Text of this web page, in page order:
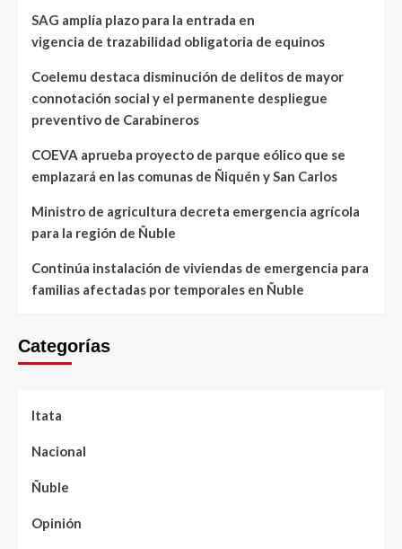
SAG amplía plazo para la entrada en
vigencia de trazabilidad obligatoria de equinos
Coelemu destaca disminución de delitos de mayor
connotación social y el permanente despliegue
preventivo de Carabineros
COEVA aprueba proyecto de parque eólico que se
emplazará en las comunas de Ñiquén y San Carlos
Ministro de agricultura decreta emergencia agrícola
para la región de Ñuble
Continúa instalación de viviendas de emergencia para
familias afectadas por temporales en Ñuble
Categorías
Itata
Nacional
Ñuble
Opinión